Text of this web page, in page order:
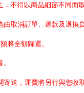
不得以商品細節不同
取消訂單、退款及退換
將全額歸還。
送，運費將另行與您收取